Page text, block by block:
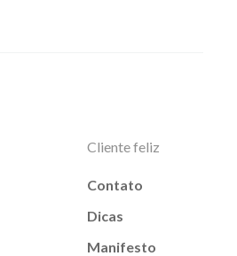
Cliente feliz
Contato
Dicas
Manifesto